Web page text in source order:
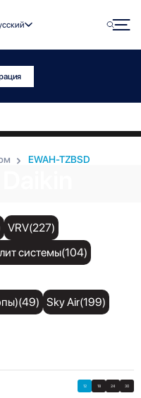
EWAH-TZBSD
VRV(227)
системы(104)
Sky Air(199)
12 18 24 30